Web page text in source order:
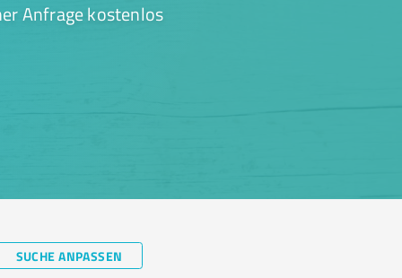
Anfrage kostenlos
SUCHE ANPASSEN